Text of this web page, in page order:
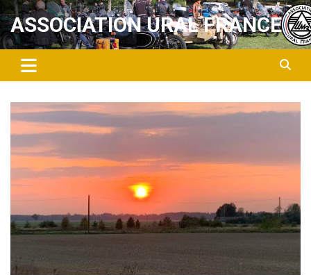
Aller
au
contenu
ASSOCIATION URAL FRANCE